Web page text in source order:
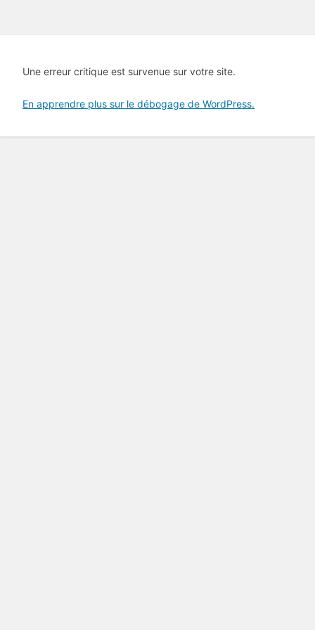
Une erreur critique est survenue sur votre site.
En apprendre plus sur le débogage de WordPress.